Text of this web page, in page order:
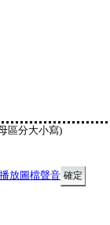
區分大小寫)
播放圖檔聲音